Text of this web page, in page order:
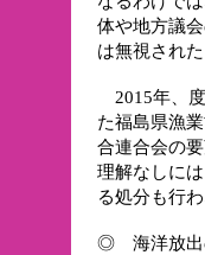
体や地方議
は無視され
2015年、
た福島県漁
合連合会の
理解なしに
る処分も行
◎ 海洋放出